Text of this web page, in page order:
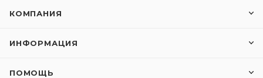
КОМПАНИЯ
ИНФОРМАЦИЯ
ПОМОЩЬ